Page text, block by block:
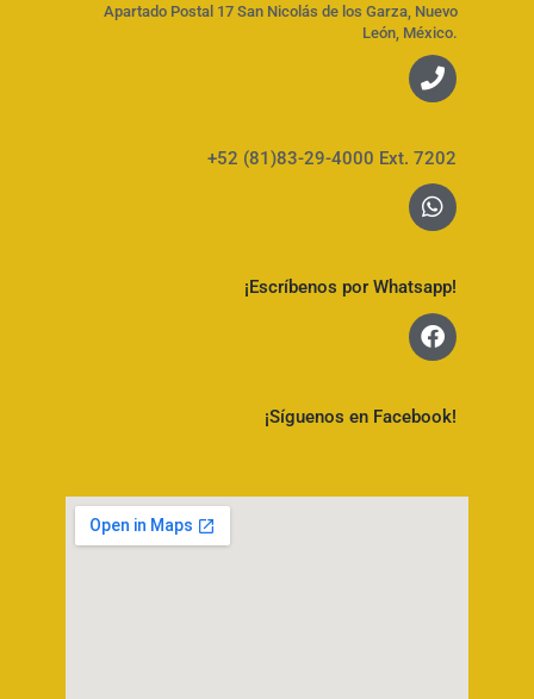
Apartado Postal 17 San Nicolás de los Garza, Nuevo
León, México.
+52 (81)83-29-4000 Ext. 7202
¡Escríbenos por Whatsapp!
¡Síguenos en Facebook!